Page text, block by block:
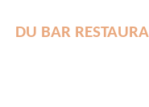
DU BAR